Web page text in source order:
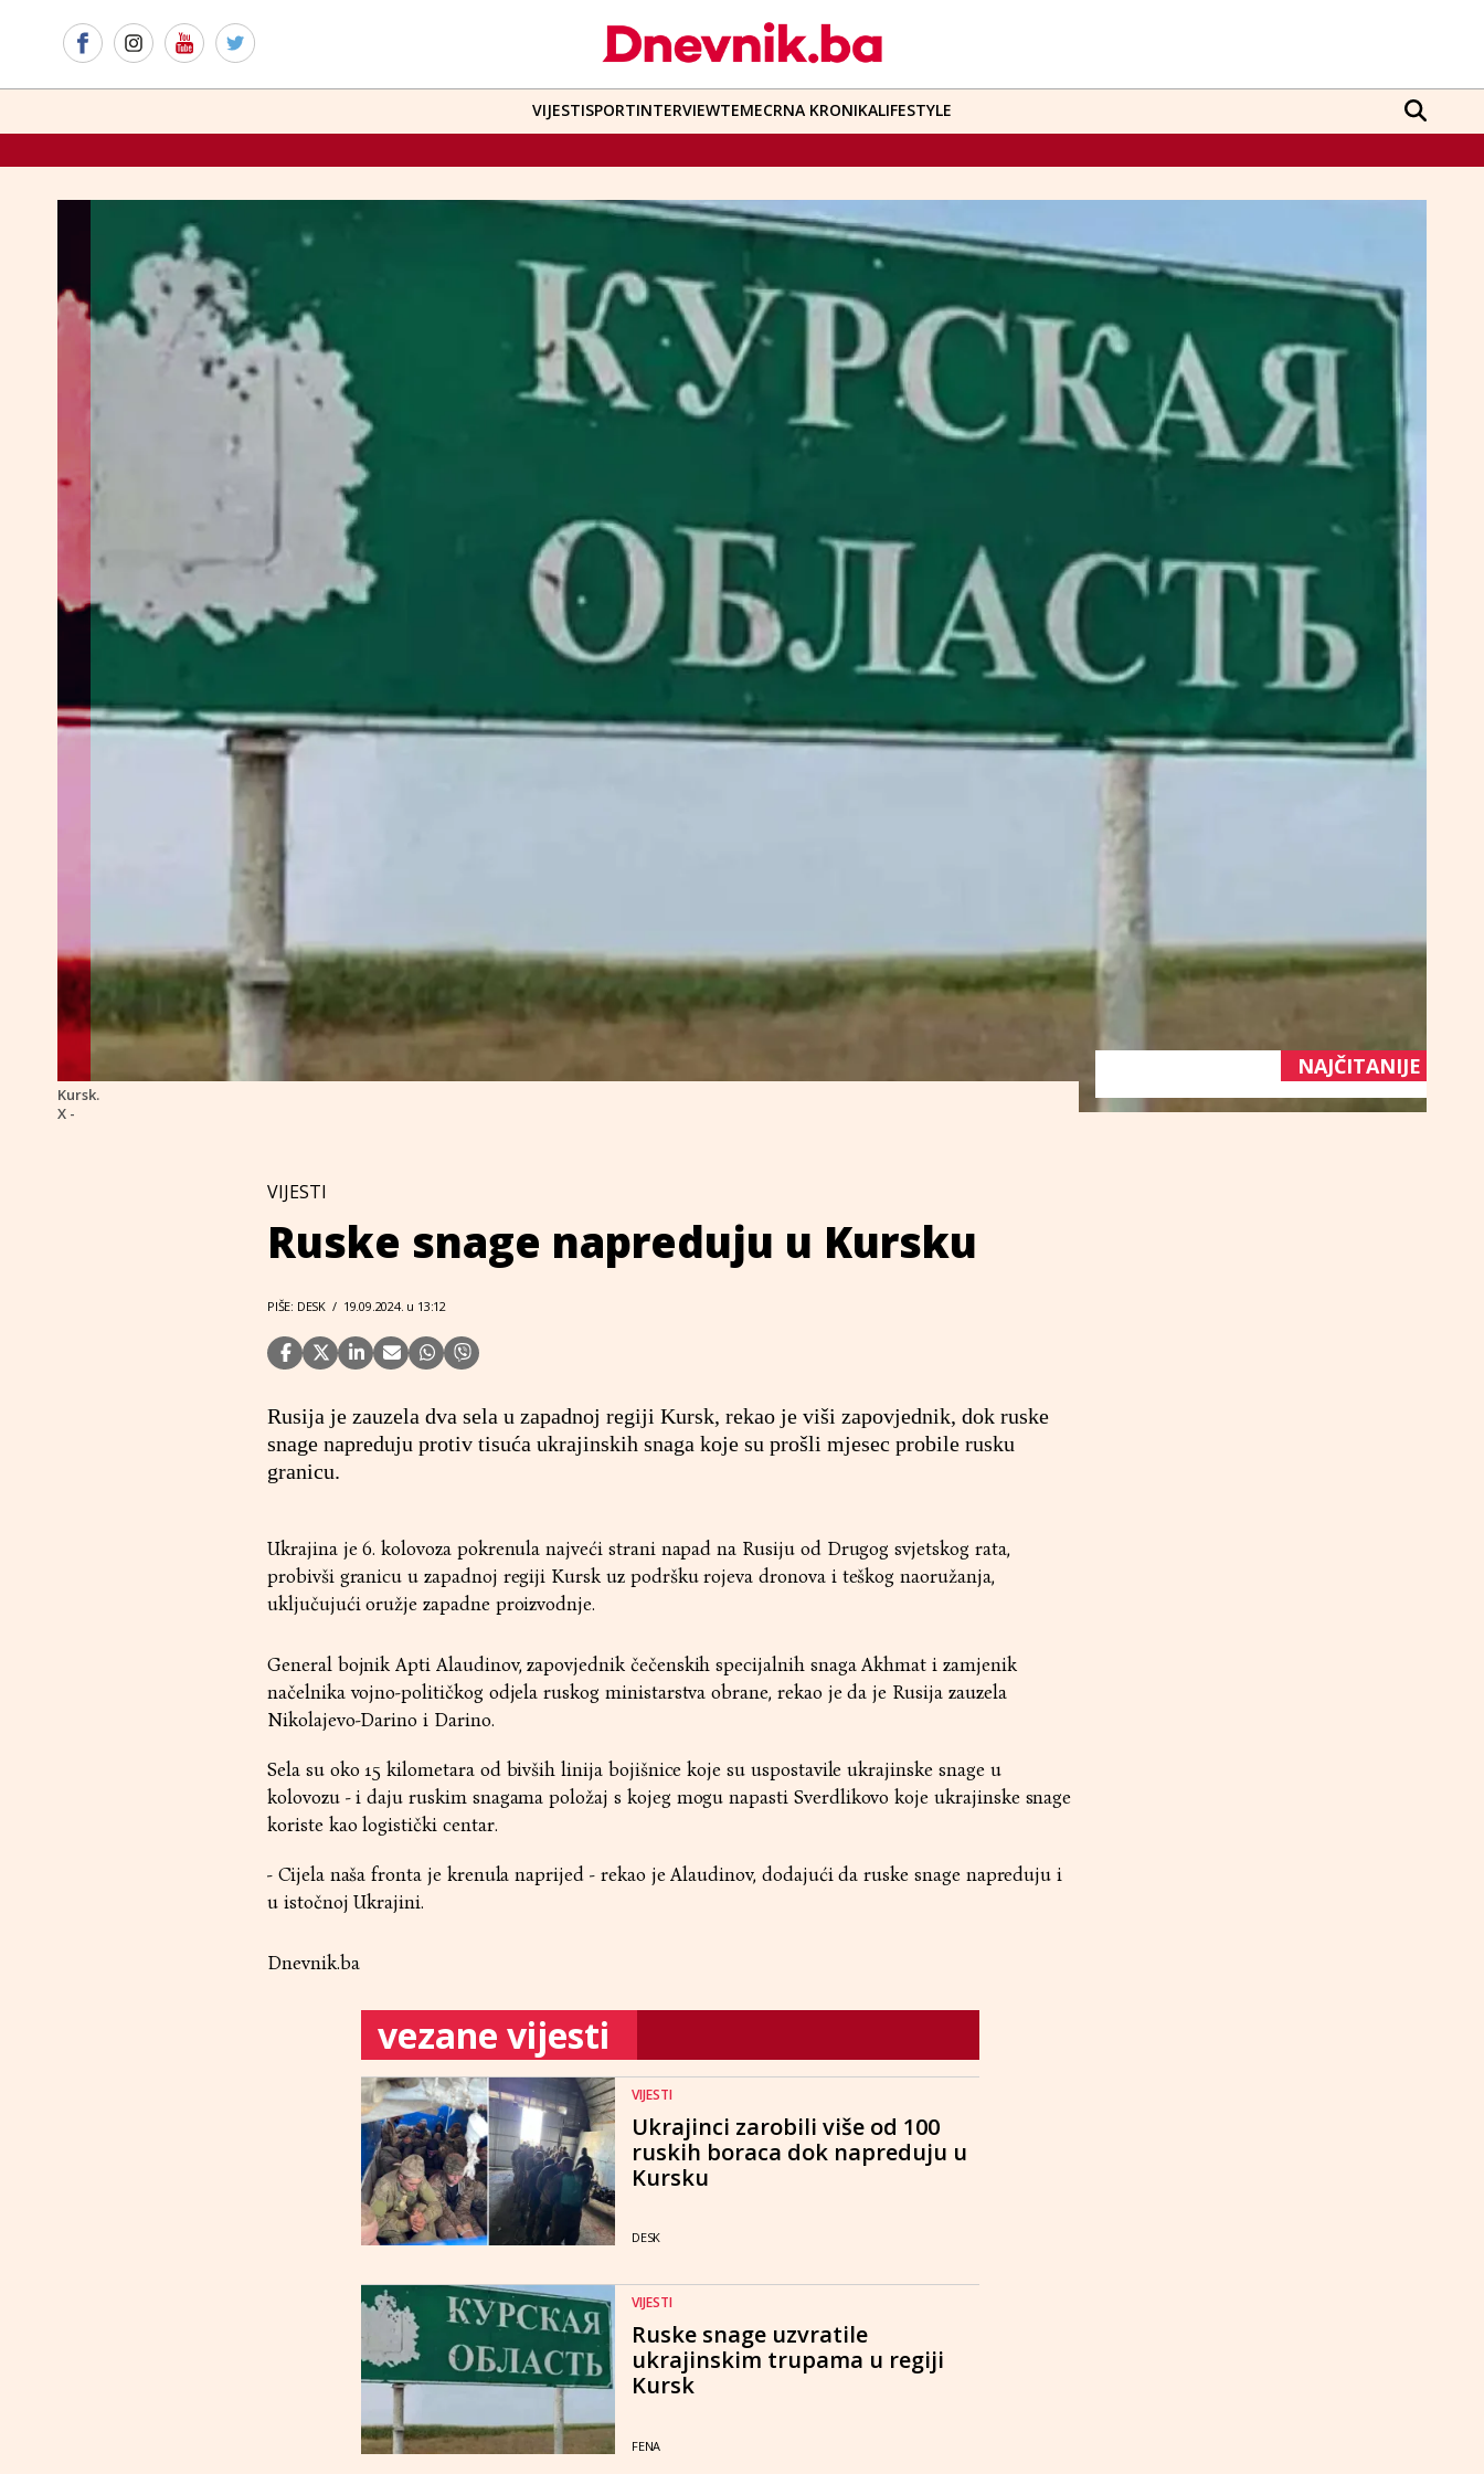
VIJESTISPORTINTERVIEWTEMECRNA KRONIKALIFESTYLE
Kursk.
X -
VIJESTI
Ruske snage napreduju u Kursku
PIŠE: DESK / 19.09.2024. u 13:12
Rusija je zauzela dva sela u zapadnoj regiji Kursk, rekao je viši zapovjednik, dok ruske
snage napreduju protiv tisuća ukrajinskih snaga koje su prošli mjesec probile rusku
granicu.
Ukrajina je 6. kolovoza pokrenula najveći strani napad na Rusiju od Drugog svjetskog rata,
probivši granicu u zapadnoj regiji Kursk uz podršku rojeva dronova i teškog naoružanja,
uključujući oružje zapadne proizvodnje.
General bojnik Apti Alaudinov, zapovjednik čečenskih specijalnih snaga Akhmat i zamjenik
načelnika vojno-političkog odjela ruskog ministarstva obrane, rekao je da je Rusija zauzela
Nikolajevo-Darino i Darino.
Sela su oko 15 kilometara od bivših linija bojišnice koje su uspostavile ukrajinske snage u
kolovozu - i daju ruskim snagama položaj s kojeg mogu napasti Sverdlikovo koje ukrajinske snage
koriste kao logistički centar.
- Cijela naša fronta je krenula naprijed - rekao je Alaudinov, dodajući da ruske snage napreduju i
u istočnoj Ukrajini.
Dnevnik.ba
vezane vijesti
VIJESTI
Ukrajinci zarobili više od 100
ruskih boraca dok napreduju u
Kursku
DESK
VIJESTI
Ruske snage uzvratile
ukrajinskim trupama u regiji
Kursk
FENA
NAJČITANIJE